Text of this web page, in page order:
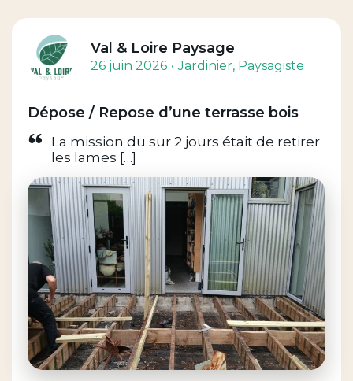
Val & Loire Paysage
26 juin 2026 Jardinier, Paysagiste
Dépose / Repose d’une terrasse bois
La mission du sur 2 jours était de retirer
les lames […]